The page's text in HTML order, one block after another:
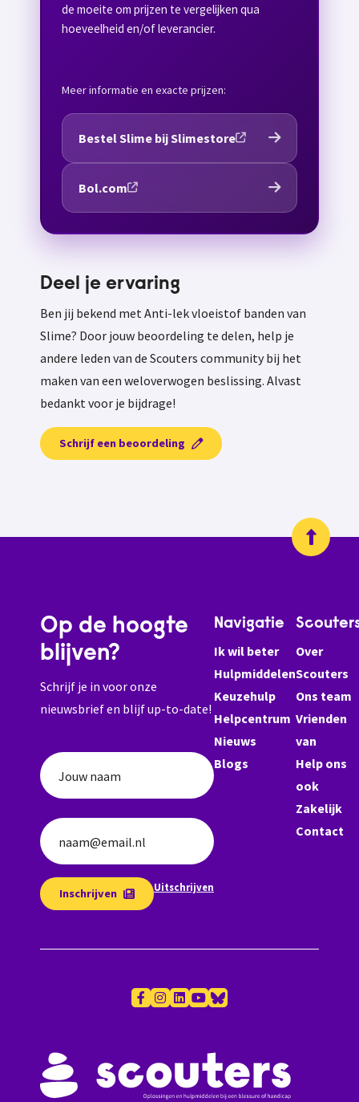
de moeite om prijzen te vergelijken qua
hoeveelheid en/of leverancier.
Meer informatie en exacte prijzen:
Bestel Slime bij Slimestore
Bol.com
Deel je ervaring
Ben jij bekend met Anti-lek vloeistof banden van
Slime? Door jouw beoordeling te delen, help je
andere leden van de Scouters community bij het
maken van een weloverwogen beslissing. Alvast
bedankt voor je bijdrage!
Schrijf een beoordeling
Op de hoogte
blijven?
Schrijf je in voor onze
nieuwsbrief en blijf up-to-date!
Jouw naam
naam@email.nl
Inschrijven Uitschrijven
Navigatie
Ik wil beter
Hulpmiddelen
Keuzehulp
Helpcentrum
Nieuws
Blogs
Over
Scouters
Ons team
Vrienden
van
Help ons
ook
Zakelijk
Contact